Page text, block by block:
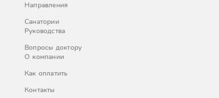
Направления
Санатории
Руководства
Вопросы доктору
О компании
Как оплатить
Контакты